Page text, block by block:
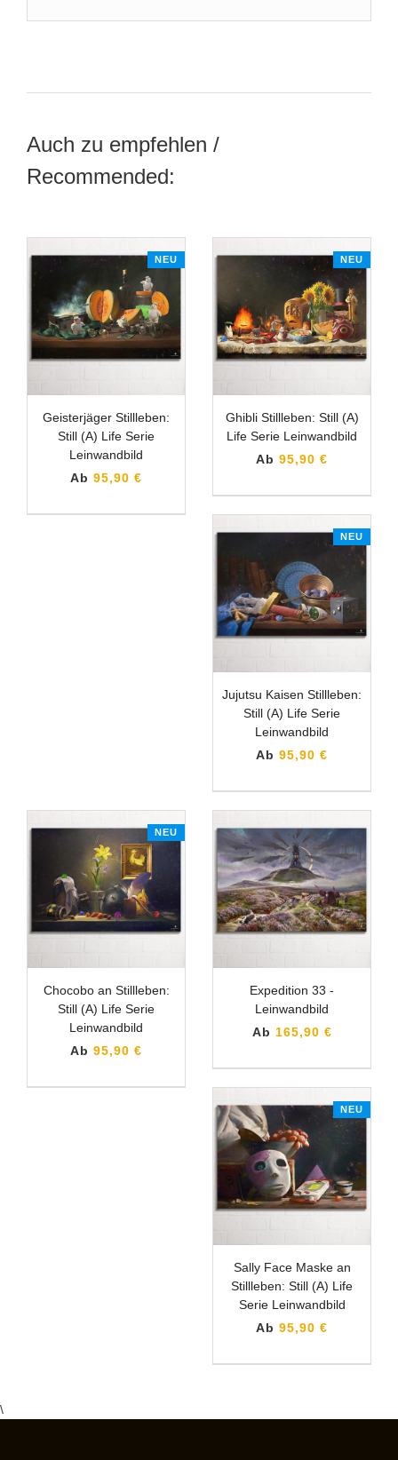
Auch zu empfehlen /
Recommended:
NEU
Geisterjäger Stillleben:
Still (A) Life Serie
Leinwandbild
Ab 95,90 €
NEU
Ghibli Stillleben: Still (A)
Life Serie Leinwandbild
Ab 95,90 €
NEU
Jujutsu Kaisen Stillleben:
Still (A) Life Serie
Leinwandbild
Ab 95,90 €
NEU
Chocobo an Stillleben:
Still (A) Life Serie
Leinwandbild
Ab 95,90 €
Expedition 33 -
Leinwandbild
Ab 165,90 €
NEU
Sally Face Maske an
Stillleben: Still (A) Life
Serie Leinwandbild
Ab 95,90 €
\